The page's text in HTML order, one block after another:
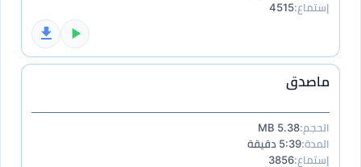
إستماع:4515
ماصدق
الحجم:5.38 MB
المدة:5:39 دقيقة
إستماع:3856